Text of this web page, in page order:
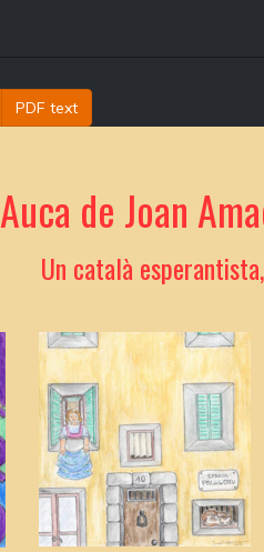
PDF text
Auca de Joan
Un català